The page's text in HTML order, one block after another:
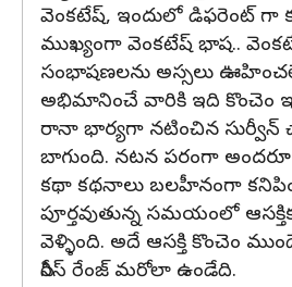
వెంకటేష్, ఇందులో డిఫరెంట్ గా
ముఖ్యంగా వెంకటేష్ భాష..
సంభాషణలను అస్సలు
అభిమానించే వారికి ఇది కొంచెం
రానా భార్యగా నటించిన సుర్వీన్
బాగుంది. నటన పరంగా
కథా కథనాలు బలహీనంగా
పూర్తవుతున్న సమయంలో
వెళ్ళింది. అదే ఆసక్తి కొంచెం
సిరీస్ రేంజ్ మరోలా ఉండేది.